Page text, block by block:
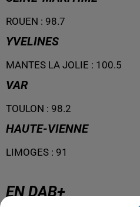
ROUEN : 98.7
YVELINES
MANTES LA JOLIE : 100.5
VAR
TOULON : 98.2
HAUTE-VIENNE
LIMOGES : 91
EN DAB+